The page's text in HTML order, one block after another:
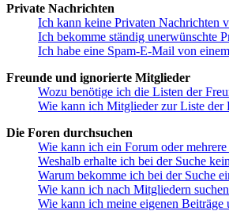
Private Nachrichten
Ich kann keine Privaten Nachrichten
Ich bekomme ständig unerwünschte
Ich habe eine Spam-E-Mail von
Freunde und ignorierte Mitglieder
Wozu benötige ich die Listen der
Wie kann ich Mitglieder zur Liste der
Die Foren durchsuchen
Wie kann ich ein Forum oder
Weshalb erhalte ich bei der Suche
Warum bekomme ich bei der Suche
Wie kann ich nach Mitgliedern
Wie kann ich meine eigenen Beiträge